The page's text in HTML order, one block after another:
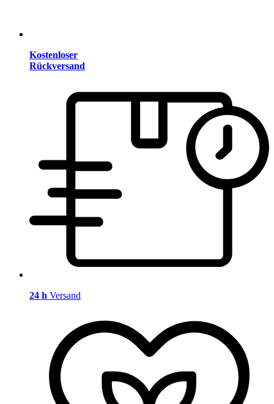
Kostenloser
Rückversand
24 h Versand